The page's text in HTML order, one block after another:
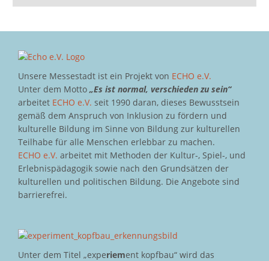
Unsere Messestadt ist ein Projekt von ECHO e.V.
Unter dem Motto „Es ist normal, verschieden zu sein“
arbeitet ECHO e.V. seit 1990 daran, dieses Bewusstsein
gemäß dem Anspruch von Inklusion zu fördern und
kulturelle Bildung im Sinne von Bildung zur kulturellen
Teilhabe für alle Menschen erlebbar zu machen.
ECHO e.V. arbeitet mit Methoden der Kultur-, Spiel-, und
Erlebnispädagogik sowie nach den Grundsätzen der
kulturellen und politischen Bildung. Die Angebote sind
barrierefrei.
Unter dem Titel „experiement kopfbau“ wird das